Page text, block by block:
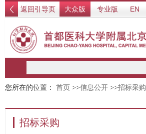
返回引导页 大众版 专业版 EN
您所在的位置： 首页 >>信息公开 >>招标采购
招标采购